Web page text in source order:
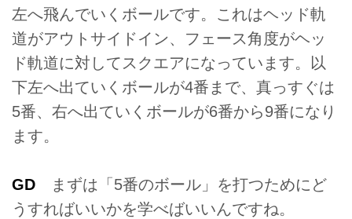
左へ飛んでいくボールです。これはヘッド軌
道がアウトサイドイン、フェース角度がヘッ
ド軌道に対してスクエアになっています。以
下左へ出ていくボールが4番まで、真っすぐは
5番、右へ出ていくボールが6番から9番になり
ます。
GD まずは「5番のボール」を打つためにど
うすればいいかを学べばいいんですね。